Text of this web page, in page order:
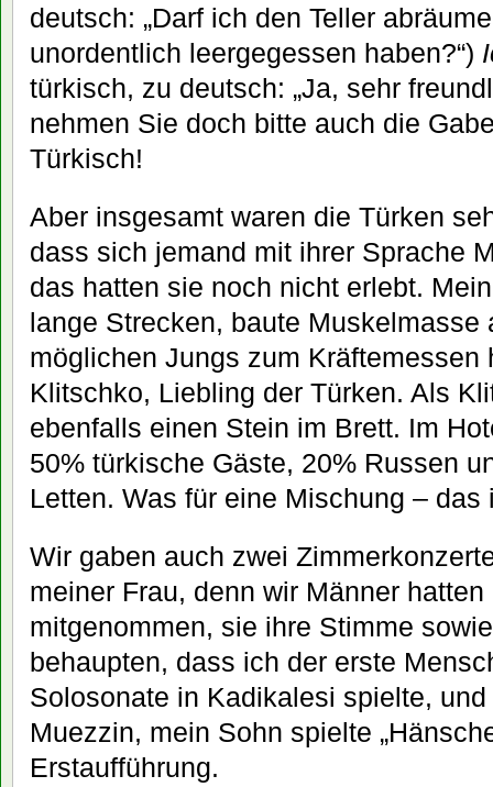
deutsch: „Darf ich den Teller
unordentlich leergegessen haben?“)
türkisch, zu deutsch: „Ja, sehr
nehmen Sie doch bitte auch die
Türkisch!
Aber insgesamt waren die Türken
dass sich jemand mit ihrer Sprache
das hatten sie noch nicht erlebt.
lange Strecken, baute Muskelmasse
möglichen Jungs zum Kräftemessen
Klitschko, Liebling der Türken. Als
ebenfalls einen Stein im Brett. Im
50% türkische Gäste, 20% Russen
Letten. Was für eine Mischung –
Wir gaben auch zwei
meiner Frau, denn wir Männer
mitgenommen, sie ihre Stimme
behaupten, dass ich der erste
Solosonate in Kadikalesi spielte,
Muezzin, mein Sohn spielte
Erstaufführung.